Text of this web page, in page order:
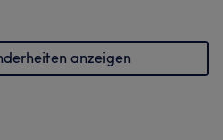
anzeigen